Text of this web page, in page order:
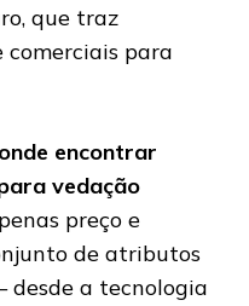
que traz
comerciais para
onde encontrar
vedação
preço e
de atributos
desde a tecnologia